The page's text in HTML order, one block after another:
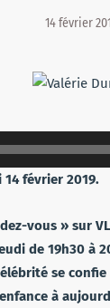
14 février
février 2019.
vous » sur
de 19h30 à
se
à